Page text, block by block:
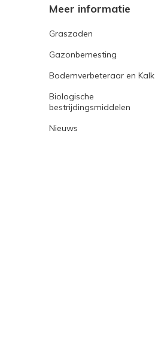
Meer informatie
Graszaden
Gazonbemesting
Bodemverbeteraar en Kalk
Biologische
bestrijdingsmiddelen
Nieuws